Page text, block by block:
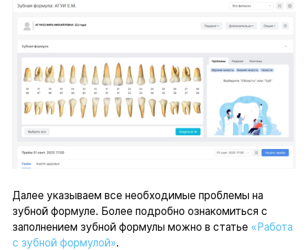
Далее указываем все необходимые проблемы на
зубной формуле. Более подробно ознакомиться с
заполнением зубной формулы можно в статье «Работа
с зубной формулой».